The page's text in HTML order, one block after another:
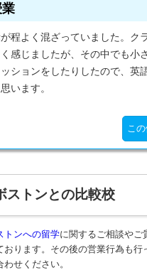
程よく混ざっていました。ク
く感じましたが、その中でも小
ションをしたりしたので、英
います。
こ
ストンとの比較校
トンへの留学に関するご相談やご
おります。その後の営業行為も行
せください。